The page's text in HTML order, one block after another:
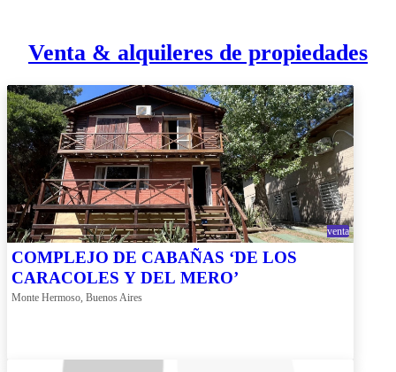
Venta & alquileres de propiedades
venta
COMPLEJO DE CABAÑAS ‘DE LOS
CARACOLES Y DEL MERO’
Monte Hermoso, Buenos Aires